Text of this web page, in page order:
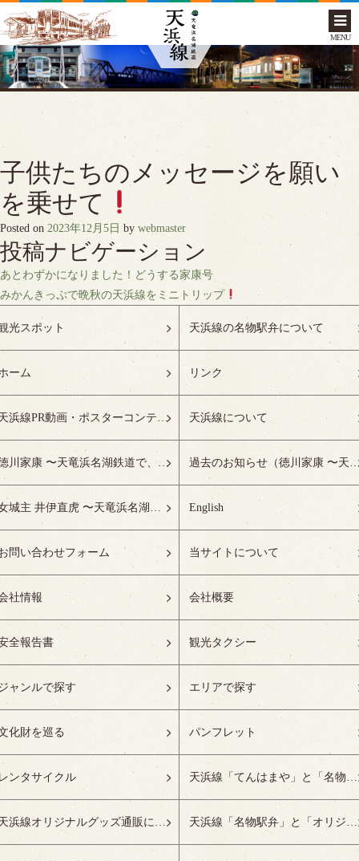
MENU
子供たちのメッセージを願い
を乗せて
Posted on 2023年12月5日 by webmaster
投稿ナビゲーション
あとわずかになりました！どうする家康号
みかんきっぷで晩秋の天浜線をミニトリップ
光スポット 天浜線の名物駅弁について
ーム リンク
天浜線PR動画・ポスターコンテスト受賞作品特設ページ 天浜線について
徳川家康 〜天竜浜名湖鉄道で、徳川ゆかりの地へ！〜 過去のお知らせ（徳川家康 〜天竜浜名湖鉄道で、
女城主 井伊直虎 〜天竜浜名湖鉄道で、井の国へ！〜 English
問い合わせフォーム 当サイトについて
社情報 会社概要
全報告書 観光タクシー
ャンルで探す エリアで探す
化財を巡る パンフレット
ンタサイクル 天浜線「てんはまや」と「名物駅弁」について
天浜線オリジナルグッズ通販について 天浜線「名物駅弁」と「オリジナルグッズ」